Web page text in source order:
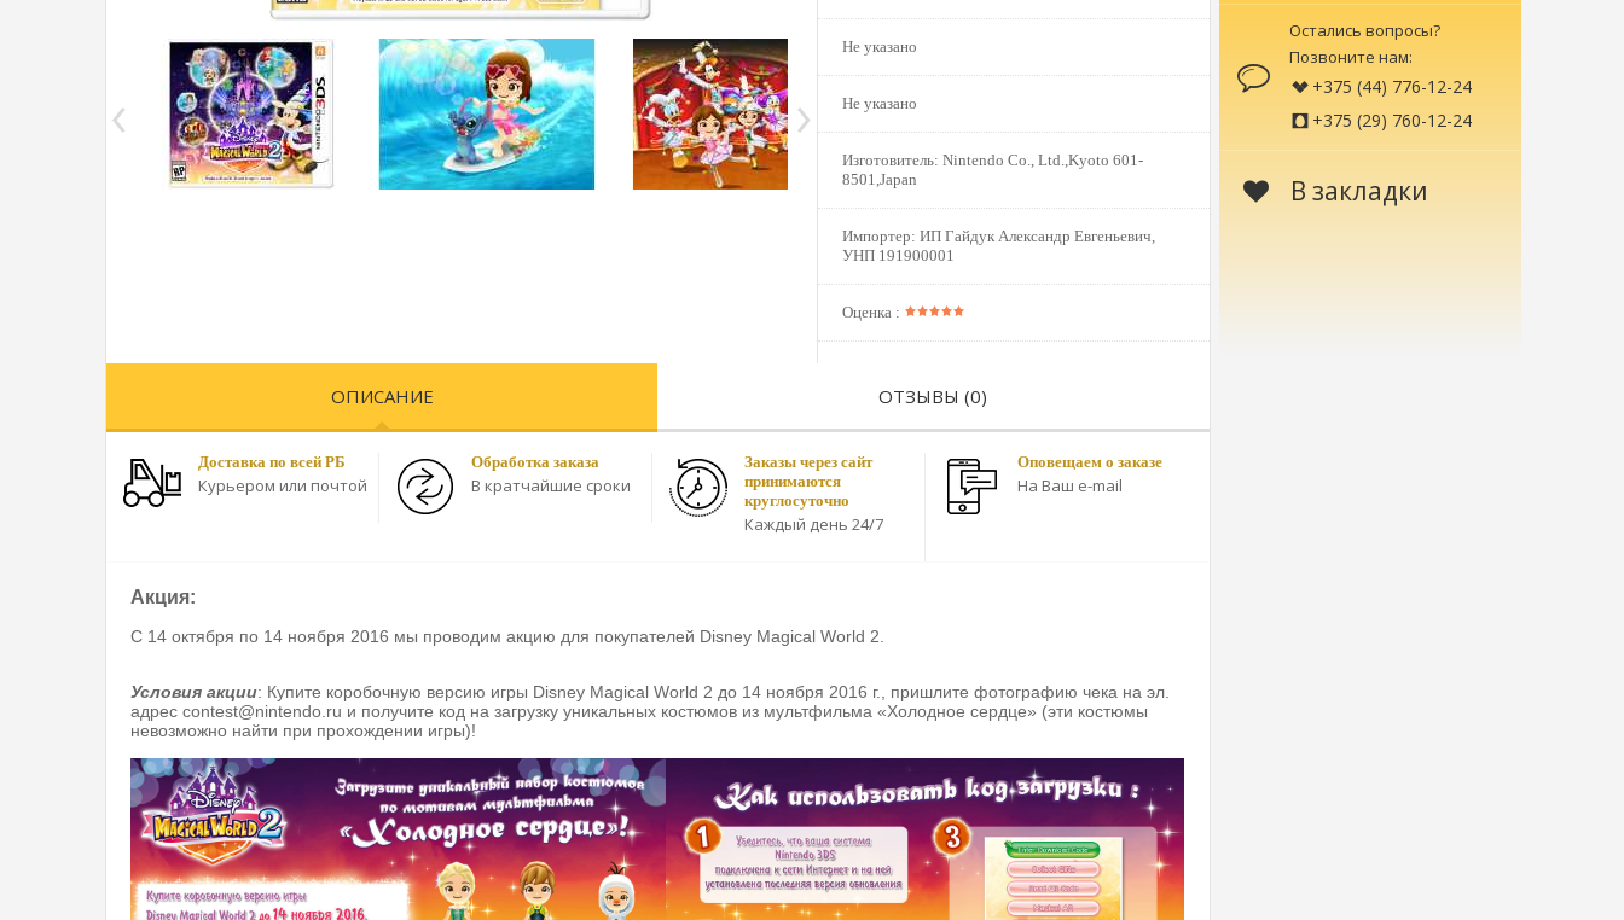
Не указано
Не указано
Изготовитель: Nintendo Co., Ltd.,Kyoto 601-
8501,Japan
Импортер: ИП Гайдук Александр Евгеньевич,
УНП 191900001
Оценка :
ОПИСАНИЕ ОТЗЫВЫ (0)
Доставка по всей РБ
Курьером или почтой
Обработка заказа
В кратчайшие сроки
Заказы через сайт
принимаются
круглосуточно
Каждый день 24/7
Оповещаем о заказе
На Ваш e-mail
Акция:
С 14 октября по 14 ноября 2016 мы проводим акцию для покупателей Disney Magical World 2.
Условия акции: Купите коробочную версию игры Disney Magical World 2 до 14 ноября 2016 г., пришлите фотографию чека на эл.
адрес contest@nintendo.ru и получите код на загрузку уникальных костюмов из мультфильма «Холодное сердце» (эти костюмы
невозможно найти при прохождении игры)!
Остались вопросы?
Позвоните нам:
+375 (44) 776-12-24
+375 (29) 760-12-24
В закладки